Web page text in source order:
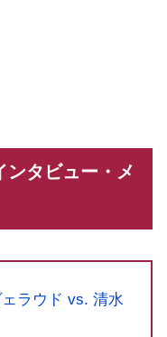
ンタビュー・メ
ェラウド vs. 清水